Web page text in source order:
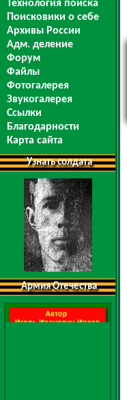
Технология поиска
Поисковики о себе
Архивы России
Адм. деление
Форум
Файлы
Фотогалерея
Звукогалерея
Ссылки
Благодарности
Карта сайта
Узнать солдата
Армия Отечества